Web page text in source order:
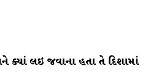
લઇ જવાના હતા તે દિશામાં